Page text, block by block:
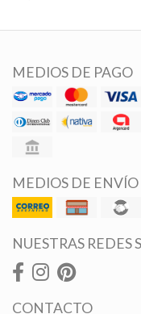
MEDIOS DE PAGO
MEDIOS DE ENVÍO
NUESTRAS REDES
CONTACTO